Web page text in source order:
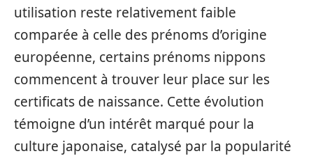
utilisation reste relativement faible
comparée à celle des prénoms d’origine
européenne, certains prénoms nippons
commencent à trouver leur place sur les
certificats de naissance. Cette évolution
témoigne d’un intérêt marqué pour la
culture japonaise, catalysé par la popularité